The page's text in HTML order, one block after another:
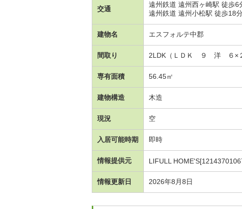
交通
遠州鉄道 遠州西ヶ崎駅 徒歩6
遠州鉄道 遠州小松駅 徒歩18
建物名 エスフォルテ中郡
間取り 2LDK（ＬＤＫ ９ 洋 ６×２
専有面積 56.45㎡
建物構造 木造
現況 空
入居可能時期 即時
情報提供元 LIFULL
情報更新日 2026年8月8日